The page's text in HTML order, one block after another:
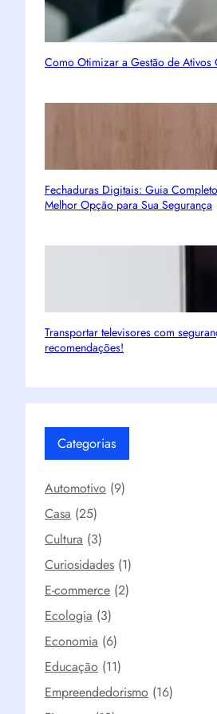
Como Otimizar a Gestão de Ativos
Fechaduras Digitais: Guia
Melhor Opção para Sua Segurança
Transportar televisores com
recomendações!
Categorias
Automotivo (9)
Casa (25)
Cultura (3)
Curiosidades (1)
E-commerce (2)
Ecologia (3)
Economia (6)
Educação (11)
Empreendedorismo (16)